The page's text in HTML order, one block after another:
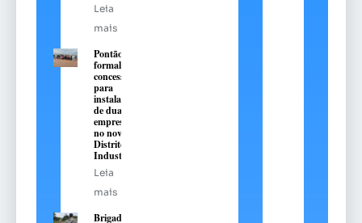
Leia
mais
Pontão
formaliza
concessões
para
instalação
de duas
empresas
no novo
Distrito
Industrial
Leia
mais
Brigada